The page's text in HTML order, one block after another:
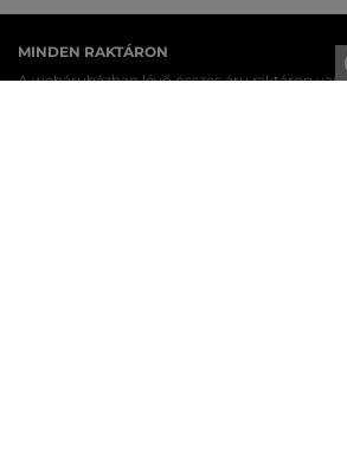
MINDEN RAKTÁRON
A webáruházban lévő összes áru raktáron van.